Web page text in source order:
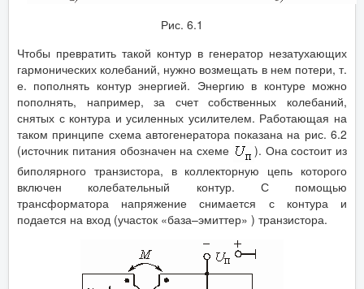
Рис. 6.1
Чтобы превратить такой контур в генератор незатухающих
гармонических колебаний, нужно возмещать в нем потери, т.
е. пополнять контур энергией. Энергию в контуре можно
пополнять, например, за счет собственных колебаний,
снятых с контура и усиленных усилителем. Работающая на
таком принципе схема автогенератора показана на рис. 6.2
(источник питания обозначен на схеме
). Она состоит из
биполярного транзистора, в коллекторную цепь которого
включен колебательный контур. С помощью
трансформатора напряжение снимается с контура и
подается на вход (участок «база–эмиттер» ) транзистора.